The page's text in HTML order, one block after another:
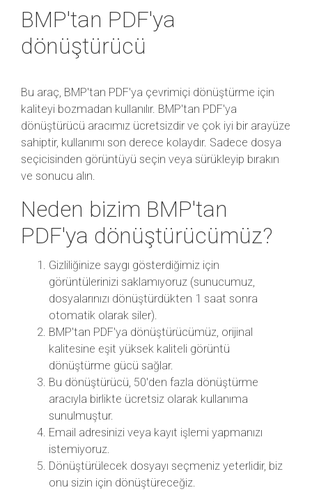
BMP'tan PDF'ya
dönüştürücü
Bu araç, BMP'tan PDF'ya çevrimiçi dönüştürme için
kaliteyi bozmadan kullanılır. BMP'tan PDF'ya
dönüştürücü aracımız ücretsizdir ve çok iyi bir arayüze
sahiptir, kullanımı son derece kolaydır. Sadece dosya
seçicisinden görüntüyü seçin veya sürükleyip bırakın
ve sonucu alın.
Neden bizim BMP'tan
PDF'ya dönüştürücümüz?
Gizliliğinize saygı gösterdiğimiz için
görüntülerinizi saklamıyoruz (sunucumuz,
dosyalarınızı dönüştürdükten 1 saat sonra
otomatik olarak siler).
BMP'tan PDF'ya dönüştürücümüz, orijinal
kalitesine eşit yüksek kaliteli görüntü
dönüştürme gücü sağlar.
Bu dönüştürücü, 50'den fazla dönüştürme
aracıyla birlikte ücretsiz olarak kullanıma
sunulmuştur.
Email adresinizi veya kayıt işlemi yapmanızı
istemiyoruz.
Dönüştürülecek dosyayı seçmeniz yeterlidir, biz
onu sizin için dönüştüreceğiz.